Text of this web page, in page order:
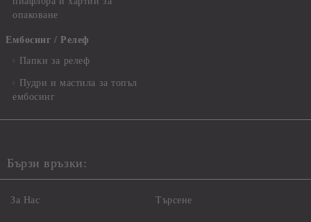
опаковане
Ембосинг / Релеф
Папки за релеф
Пудри и мастила за топъл
ембосинг
Бързи връзки:
За Нас Търсене